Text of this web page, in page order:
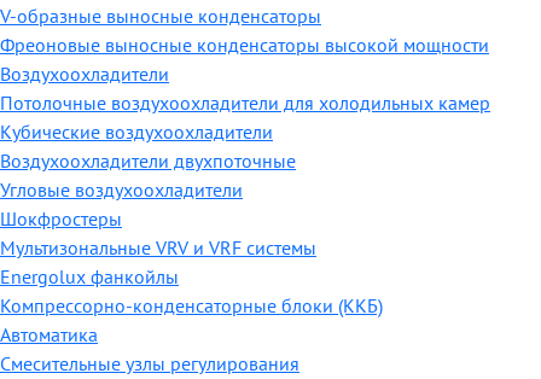
V-образные выносные конденсаторы
Фреоновые выносные конденсаторы высокой мощности
Воздухоохладители
Потолочные воздухоохладители для холодильных камер
Кубические воздухоохладители
Воздухоохладители двухпоточные
Угловые воздухоохладители
Шокфростеры
Мультизональные VRV и VRF системы
Energolux фанкойлы
Компрессорно-конденсаторные блоки (ККБ)
Автоматика
Смесительные узлы регулирования